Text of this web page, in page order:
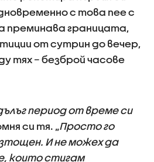
с това пее с
преминава границата,
от сутрин до вечер,
тях – безброй часове
период от време си
си тя. „Просто го
И не можех да
които стигам